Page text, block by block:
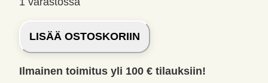
Vaihdevuosien
vallankumous,
Aivojen
hyvinvointi
LISÄÄ OSTOSKORIIN
Ilmainen toimitus yli 100 € tilauksiin!